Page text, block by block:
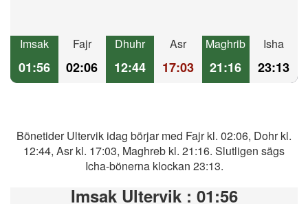
Imsak
01:56
Fajr
02:06
Dhuhr
12:44
Asr
17:03
Maghrib
21:16
Isha
23:13
Bönetider Ultervik idag börjar med Fajr kl. 02:06, Dohr kl.
12:44, Asr kl. 17:03, Maghreb kl. 21:16. Slutligen sägs
Icha-bönerna klockan 23:13.
Imsak Ultervik : 01:56